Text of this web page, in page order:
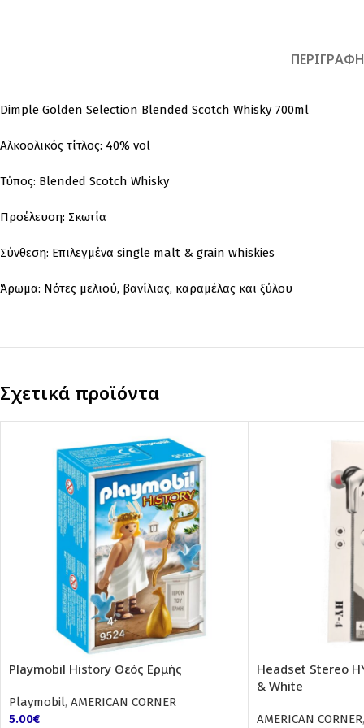
ΠΕΡΙΓΡΑΦΉ
Dimple Golden Selection Blended Scotch Whisky 700ml
Αλκοολικός τίτλος: 40% vol
Τύπος: Blended Scotch Whisky
Προέλευση: Σκωτία
Σύνθεση: Επιλεγμένα single malt & grain whiskies
Άρωμα: Νότες μελιού, βανίλιας, καραμέλας και ξύλου
Σχετικά προϊόντα
Playmobil History Θεός Ερμής
Playmobil, AMERICAN CORNER
5.00€
Headset Stereo
& White
AMERICAN CORNER,